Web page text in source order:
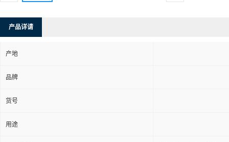
产品详请
产地
品牌
货号
用途